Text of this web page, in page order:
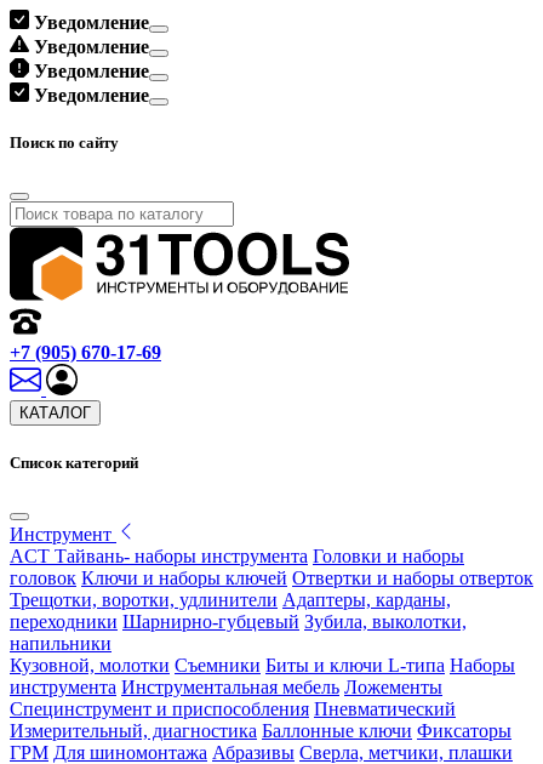
Уведомление
Уведомление
Уведомление
Уведомление
Поиск по сайту
+7 (905) 670-17-69
КАТАЛОГ
Список категорий
Инструмент
ACT Тайвань- наборы инструмента Головки и наборы
головок Ключи и наборы ключей Отвертки и наборы отверток
Трещотки, воротки, удлинители Адаптеры, карданы,
переходники Шарнирно-губцевый Зубила, выколотки,
напильники
Кузовной, молотки Съемники Биты и ключи L-типа Наборы
инструмента Инструментальная мебель Ложементы
Специнструмент и приспособления Пневматический
Измерительный, диагностика Баллонные ключи Фиксаторы
ГРМ Для шиномонтажа Абразивы Сверла, метчики, плашки